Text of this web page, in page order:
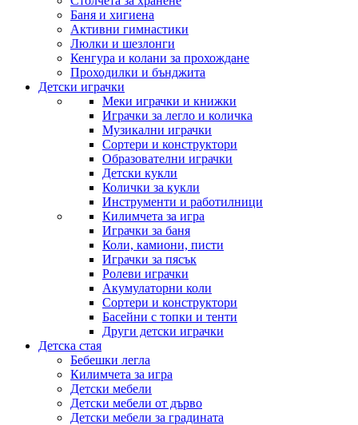
Баня и хигиена
Активни гимнастики
Люлки и шезлонги
Кенгура и колани за прохождане
Проходилки и бънджита
Детски играчки
Меки играчки и книжки
Играчки за легло и количка
Музикални играчки
Сортери и конструктори
Образователни играчки
Детски кукли
Колички за кукли
Инструменти и работилници
Килимчета за игра
Играчки за баня
Коли, камиони, писти
Играчки за пясък
Ролеви играчки
Акумулаторни коли
Сортери и конструктори
Басейни с топки и тенти
Други детски играчки
Детска стая
Бебешки легла
Килимчета за игра
Детски мебели
Детски мебели от дърво
Детски мебели за градината